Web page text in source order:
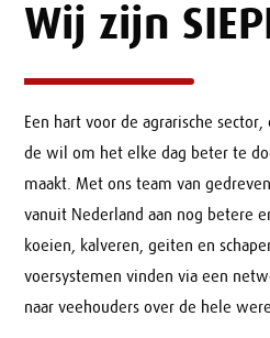
Wij zijn
Een hart voor de agrarische
de wil om het elke dag beter te
maakt. Met ons team van
vanuit Nederland aan nog betere
koeien, kalveren, geiten en
voersystemen vinden via een
naar veehouders over de hele